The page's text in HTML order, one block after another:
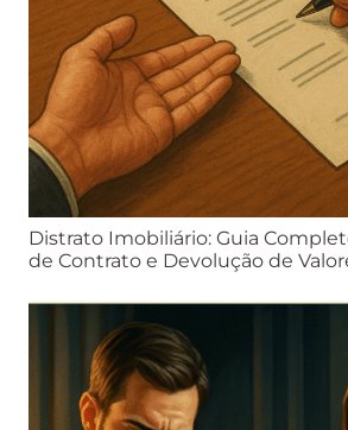
Distrato Imobiliário: Guia
de Contrato e Devolução de